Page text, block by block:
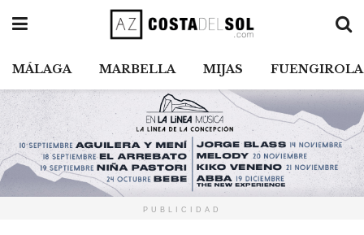
MÁLAGA MARBELLA MIJAS FUENGIROLA
PUBLICIDAD